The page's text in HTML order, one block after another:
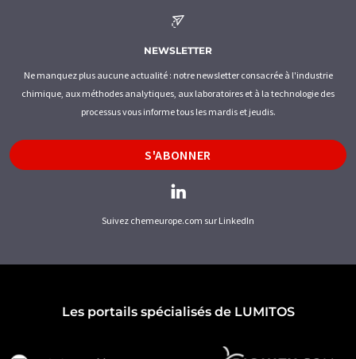
NEWSLETTER
Ne manquez plus aucune actualité : notre newsletter consacrée à l'industrie
chimique, aux méthodes analytiques, aux laboratoires et à la technologie des
processus vous informe tous les mardis et jeudis.
S'ABONNER
Suivez chemeurope.com sur LinkedIn
Les portails spécialisés de LUMITOS